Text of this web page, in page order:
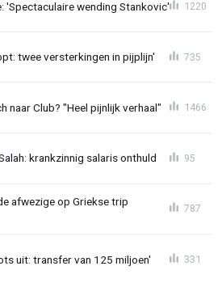
'Spectaculaire wending Stankovic' 1220
twee versterkingen in pijplijn' 735
naar Club? "Heel pijnlijk verhaal" 1466
krankzinnig salaris onthuld 95
afwezige op Griekse trip
787
uit: transfer van 125 miljoen' 331